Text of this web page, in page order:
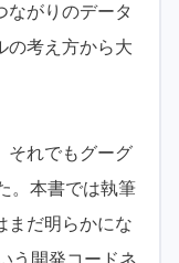
ながりのデータ
の考え方から大
それでもグーグ
。本書では執筆
まだ明らかにな